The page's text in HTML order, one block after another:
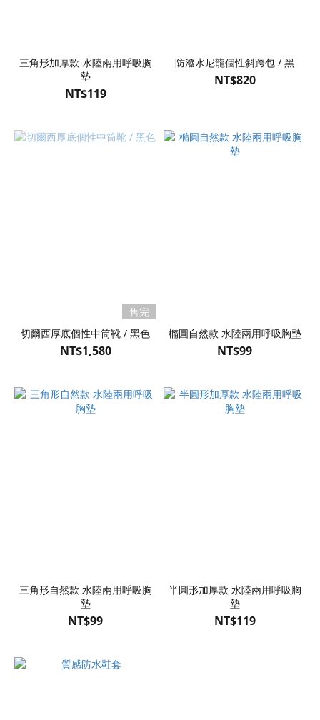
三角形加厚款 水陸兩用呼吸胸
墊
NT$119
防潑水尼龍個性斜跨包 / 黑
NT$820
售完
切爾西厚底個性中筒靴 / 黑色
NT$1,580
橢圓自然款 水陸兩用呼吸胸墊
NT$99
三角形自然款 水陸兩用呼吸胸
墊
NT$99
半圓形加厚款 水陸兩用呼吸胸
墊
NT$119